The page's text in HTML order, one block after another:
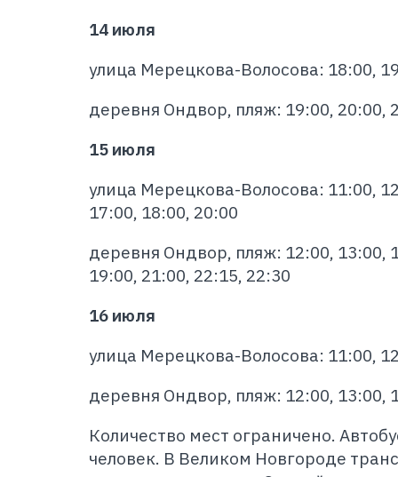
14 июля
улица Мерецкова-Волосова: 18:00,
деревня Ондвор, пляж: 19:00, 20:00,
15 июля
улица Мерецкова-Волосова: 11:00,
17:00, 18:00, 20:00
деревня Ондвор, пляж: 12:00, 13:00,
19:00, 21:00, 22:15, 22:30
16 июля
улица Мерецкова-Волосова: 11:00,
деревня Ондвор, пляж: 12:00, 13:00,
Количество мест ограничено.
человек. В Великом Новгороде